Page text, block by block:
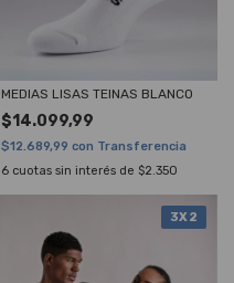
MEDIAS LISAS TEINAS BLANCO
$14.099,99
$12.689,99 con Transferencia
6 cuotas sin interés de $2.350
3X2